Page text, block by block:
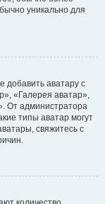
уникально для
добавить аватару с
«Галерея аватар»,
От администратора
типы аватар могут
свяжитесь с